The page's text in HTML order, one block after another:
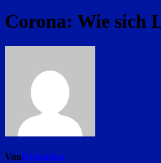
Corona: Wie sich
VonRedaktion